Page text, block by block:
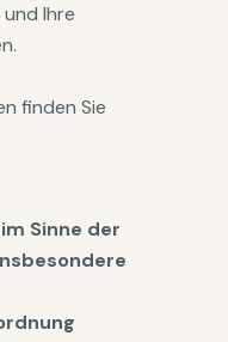
Ihre
finden Sie
Sinne der